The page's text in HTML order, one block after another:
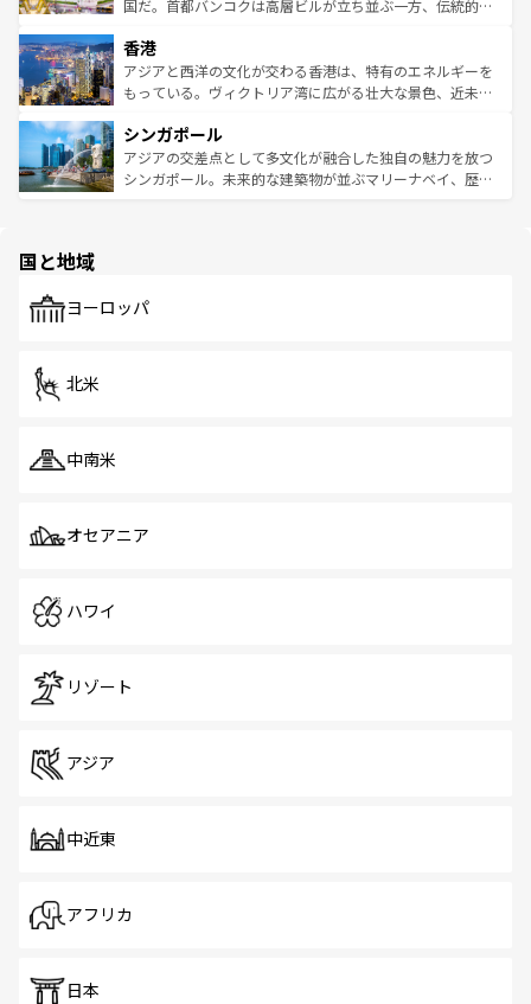
醸し出している。また、バラエティの豊かさとおいしさで
とつ。フォーやバインミー、ベトナムコーヒーなどは、ぜ
ひ現地で味わいたい。どの地域を訪れてもあたたかい人々
が旅行者を迎えてくれるので、きっと忘れられない旅にな
参照してほしい。
国だ。首都バンコクは高層ビルが立ち並ぶ一方、伝統的な
の活気が交差している。北部ではチェンマイなどの山岳地
帯で自然と触れ合い、南部ではプーケットやクラビの美し
いビーチでリゾート気分を楽しむことができる。タイ料理
激する。気候は一年中温暖で、どの季節にも異なる楽しみ
が待っている。親しみやすいタイの人々、仏教を中心とし
た文化、そして多様な観光資源が、訪れる旅人を魅了し続
香港
アジアと西洋の文化が交わる香港は、特有のエネルギーを
もっている。ヴィクトリア湾に広がる壮大な景色、近未来
み、どこを訪れても感動するはず。観光スポットが密集し
ており、効率よく見どころを回れるのも魅力。息をのむよ
うな絶景から文化的な体験まで、香港を存分に楽しみ尽く
シンガポール
アジアの交差点として多文化が融合した独自の魅力を放つ
シンガポール。未来的な建築物が並ぶマリーナベイ、歴史
で、ホーカーズは地元の風情を楽しめる外せないスポット
国と地域
ヨーロッパ
北米
中南米
オセアニア
ハワイ
リゾート
アジア
中近東
アフリカ
日本